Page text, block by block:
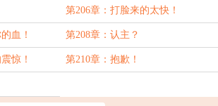
第206章：打脸来的太快！
血！ 第208章：认主？
惊！ 第210章：抱歉！